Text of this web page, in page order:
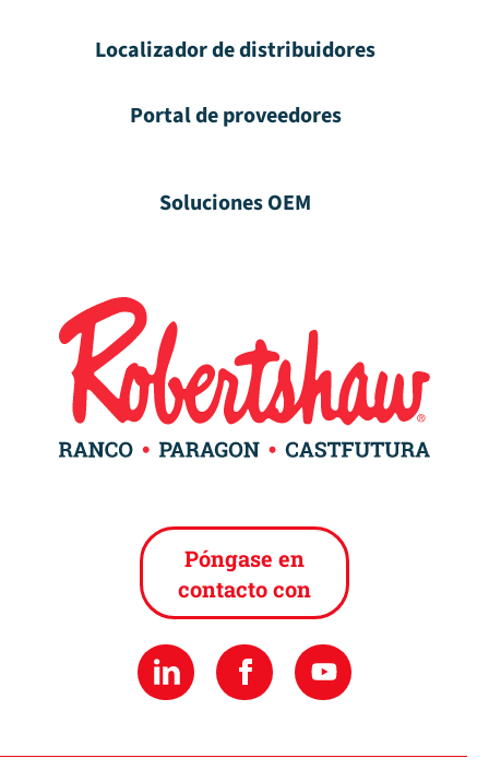
Localizador de distribuidores
Portal de proveedores
Soluciones OEM
Póngase en
contacto con